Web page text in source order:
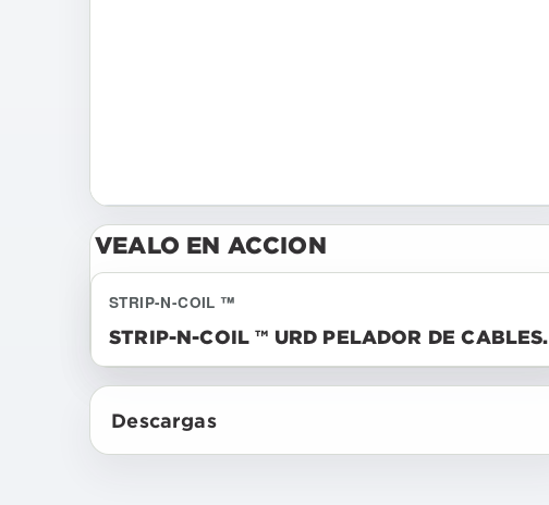
VEALO EN ACCION
STRIP-N-COIL ™
STRIP-N-COIL ™ URD PELADOR DE CABLES.
Descargas